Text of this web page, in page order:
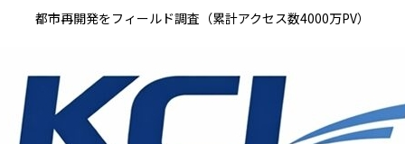
都市再開発をフィールド調査（累計アクセス数4000万PV）